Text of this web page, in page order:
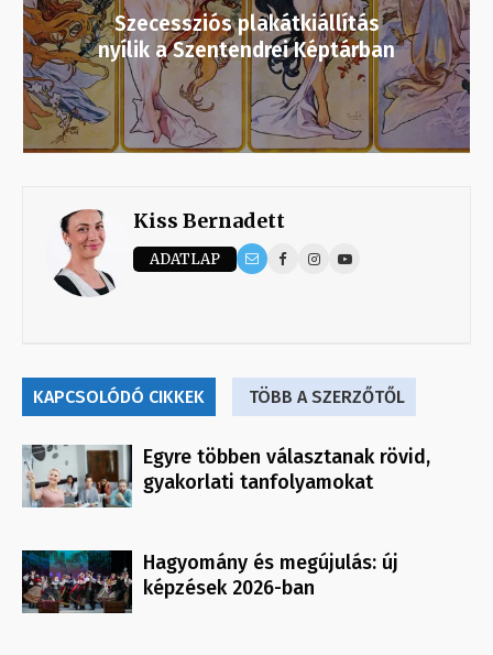
Szecessziós plakátkiállítás
nyílik a Szentendrei Képtárban
Kiss Bernadett
ADATLAP
KAPCSOLÓDÓ CIKKEK TÖBB A SZERZŐTŐL
Egyre többen választanak rövid,
gyakorlati tanfolyamokat
Hagyomány és megújulás: új
képzések 2026-ban